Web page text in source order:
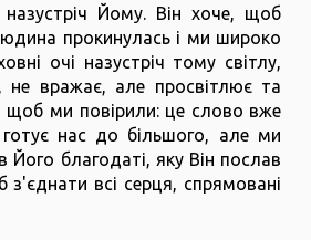
Йому. Він хоче, щоб
прокинулась і ми широко
очі назустріч тому світлу,
не вражає, але просвітлює та
щоб ми повірили: це слово вже
готує нас до більшого, але ми
Його благодаті, яку Він послав
всі серця, спрямовані